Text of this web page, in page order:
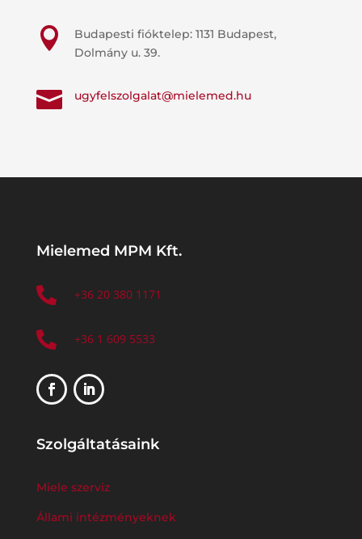

Budapesti fióktelep: 1131 Budapest,
Dolmány u. 39.
 ugyfelszolgalat@mielemed.hu
Mielemed MPM Kft.
 +36 20 380 1171
 +36 1 609 5533
Szolgáltatásaink
Miele szerviz
Állami intézményeknek